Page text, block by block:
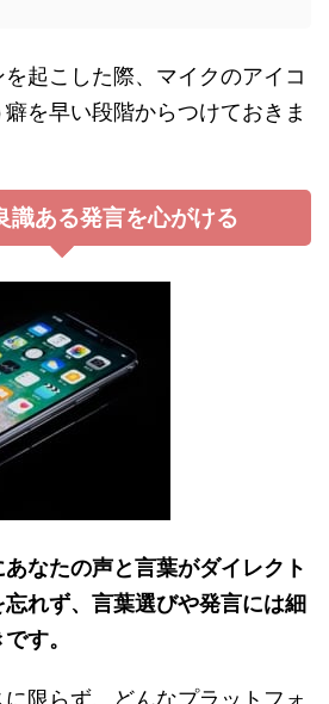
起こした際、マイクのアイコ
を早い段階からつけておきま
識ある発言を心がける
なたの声と言葉がダイレクト
忘れず、言葉選びや発言には細
す。
限らず、どんなプラットフォ